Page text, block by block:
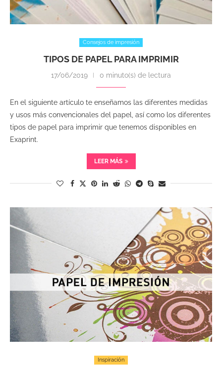
Consejos de impresión
TIPOS DE PAPEL PARA IMPRIMIR
17/06/2019 0 minuto(s) de lectura
En el siguiente artículo te enseñamos las diferentes medidas
y usos más convencionales del papel, así como los diferentes
tipos de papel para imprimir que tenemos disponibles en
Exaprint.
LEER MÁS
Inspiración